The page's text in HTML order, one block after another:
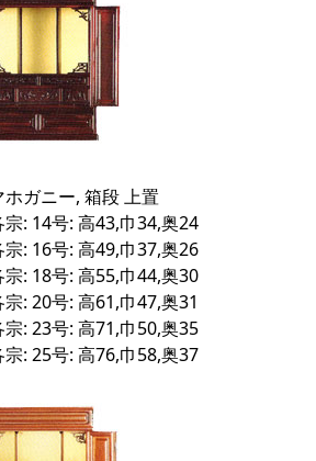
ホガニー, 箱段 上置
宗: 14号: 高43,巾34,奥24
宗: 16号: 高49,巾37,奥26
宗: 18号: 高55,巾44,奥30
宗: 20号: 高61,巾47,奥31
宗: 23号: 高71,巾50,奥35
宗: 25号: 高76,巾58,奥37